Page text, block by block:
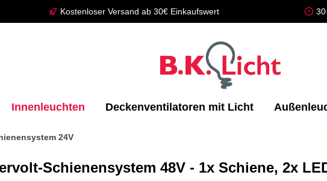
Kostenloser Versand ab 30€ Einkaufswert
Innenleuchten Deckenventilatoren mit Licht
24V
Schienensystem 48V - 1x Schiene, 2x